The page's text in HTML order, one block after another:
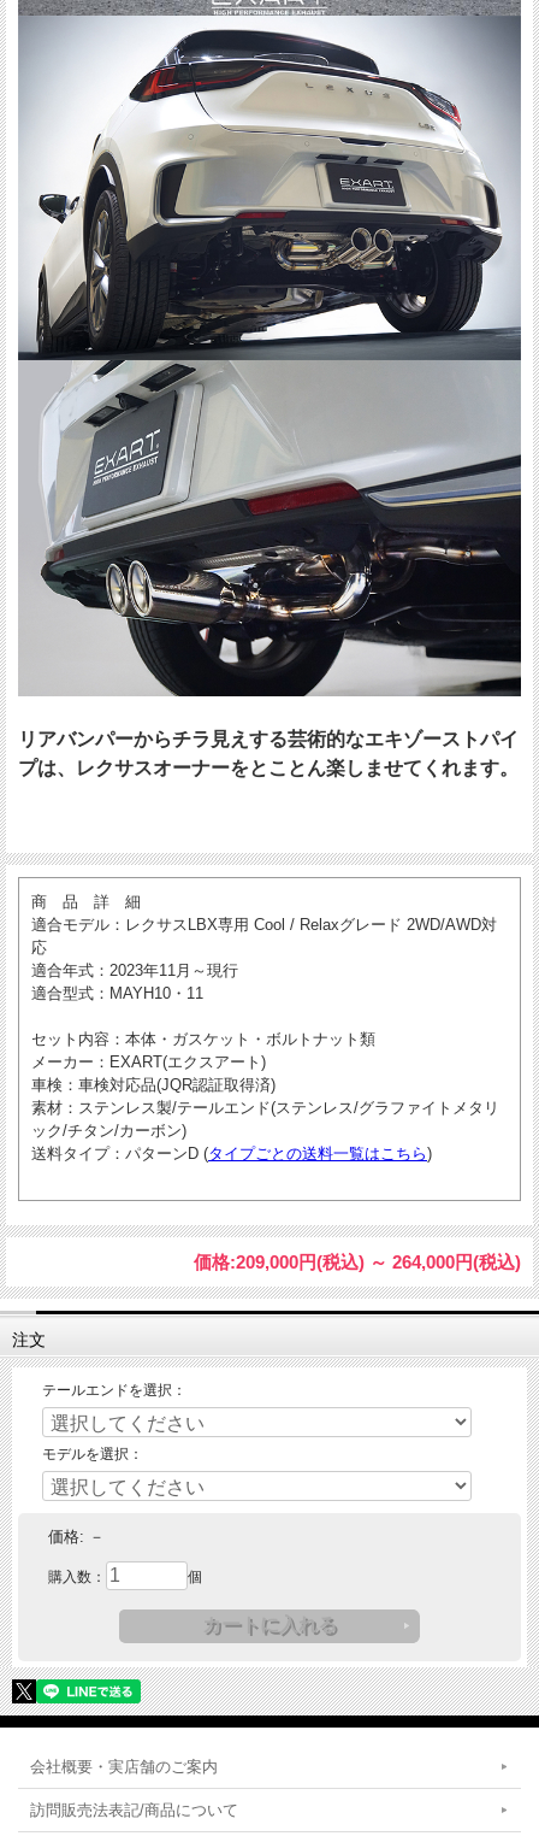
リアバンパーからチラ見えする芸術的なエキゾーストパイ
プは、レクサスオーナーをとことん楽しませてくれます。
商 品 詳 細
適合モデル ：レクサスLBX専用 Cool / Relaxグレード 2WD/AWD対
応
適合年式 ：2023年11月～現行
適合型式 ：MAYH10・11
セット内容 ：本体・ガスケット・ボルトナット類
メーカー ：EXART(エクスアート)
車検 ：車検対応品(JQR認証取得済)
素材 ：ステンレス製/テールエンド(ステンレス/グラファイトメタリ
ック/チタン/カーボン)
送料タイプ：パターンD (タイプごとの送料一覧はこちら)
価格:209,000円(税込) ～ 264,000円(税込)
注文
テールエンドを選択：
モデルを選択：
価格: －
購入数： 個
会社概要・実店舗のご案内
訪問販売法表記/商品について